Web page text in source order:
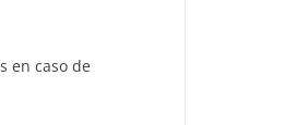
en caso de